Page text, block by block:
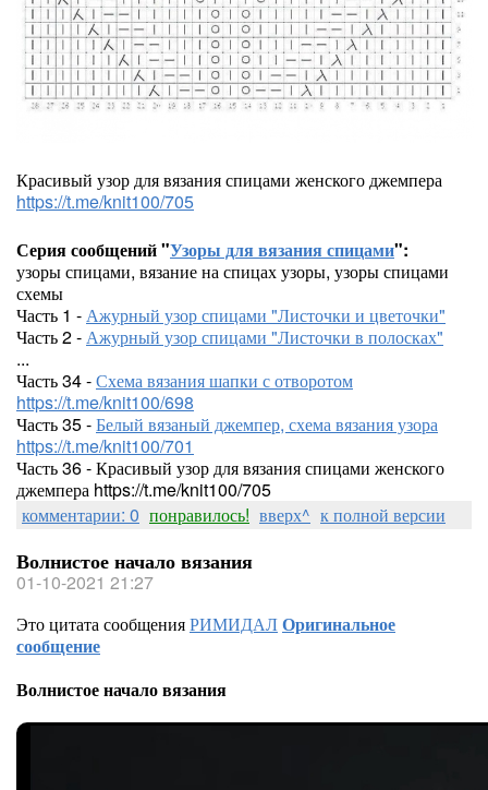
Красивый узор для вязания спицами женского джемпера
https://t.me/knit100/705
Серия сообщений "Узоры для вязания спицами":
узоры спицами, вязание на спицах узоры, узоры спицами
схемы
Часть 1 -Ажурный узор спицами "Листочки и цветочки"
Часть 2 -Ажурный узор спицами "Листочки в полосках"
...
Часть 34 -Схема вязания шапки с отворотом
https://t.me/knit100/698
Часть 35 -Белый вязаный джемпер, схема вязания узора
https://t.me/knit100/701
Часть 36 - Красивый узор для вязания спицами женского
джемпера https://t.me/knit100/705
комментарии: 0 понравилось! вверх^ к полной версии
Волнистое начало вязания
01-10-2021 21:27
Это цитата сообщенияРИМИДАЛОригинальное
сообщение
Волнистое начало вязания